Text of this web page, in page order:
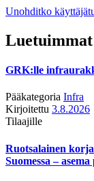
Unohditko
GRK:lle
Pääkategoria Infra
Kirjoitettu 3.8.2026
Tilaajille
Ruotsalainen
Suomessa –